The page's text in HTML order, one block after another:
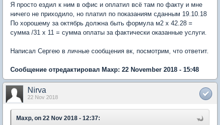
Я просто ездил к ним в офис и оплатил всё там по факту и мне
ничего не приходило, но платил по показаниям сданным 19.10.18
По хорошему за октябрь должна быть формула м2 х 42.28 =
сумма /31 x 11 = сумма оплаты за фактически оказанные услуги.
Написал Сергею в личные сообщения вк, посмотрим, что ответит.
Сообщение отредактировал Maxp: 22 November 2018 - 15:48
Nirva
22 Nov 2018
Maxp, on 22 Nov 2018 - 12:37: